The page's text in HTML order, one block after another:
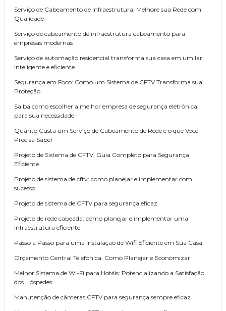
Serviço de Cabeamento de Infraestrutura: Melhore sua Rede com
Qualidade
Serviço de cabeamento de infraestrutura cabeamento para
empresas modernas
Serviço de automação residencial transforma sua casa em um lar
inteligente e eficiente
Segurança em Foco: Como um Sistema de CFTV Transforma sua
Proteção
Saiba como escolher a melhor empresa de segurança eletrônica
para sua necessidade
Quanto Custa um Serviço de Cabeamento de Rede e o que Você
Precisa Saber
Projeto de Sistema de CFTV: Guia Completo para Segurança
Eficiente
Projeto de sistema de cftv: como planejar e implementar com
sucesso
Projeto de sistema de CFTV para segurança eficaz
Projeto de rede cabeada: como planejar e implementar uma
infraestrutura eficiente
Passo a Passo para uma Instalação de Wifi Eficiente em Sua Casa
Orçamento Central Telefonica: Como Planejar e Economizar
Melhor Sistema de Wi-Fi para Hotéis: Potencializando a Satisfação
dos Hóspedes
Manutenção de câmeras CFTV para segurança sempre eficaz